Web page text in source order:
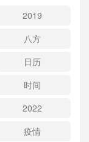
2019
八方
日历
时间
2022
疫情